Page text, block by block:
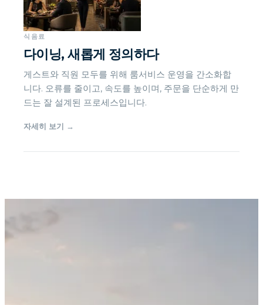
식음료
다이닝, 새롭게 정의하다
게스트와 직원 모두를 위해 룸서비스 운영을 간소화합
니다. 오류를 줄이고, 속도를 높이며, 주문을 단순하게 만
드는 잘 설계된 프로세스입니다.
자세히 보기 →